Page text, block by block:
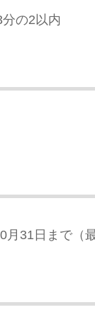
の2以内
31日まで（